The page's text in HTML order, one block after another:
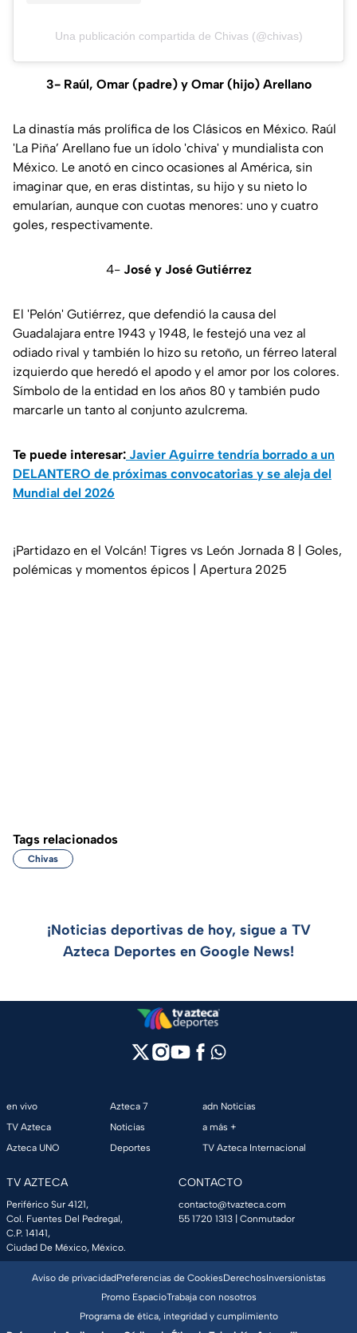
Una publicación compartida de Chivas (@chivas)
3- Raúl, Omar (padre) y Omar (hijo) Arellano
La dinastía más prolífica de los Clásicos en México. Raúl
'La Piña’ Arellano fue un ídolo 'chiva' y mundialista con
México. Le anotó en cinco ocasiones al América, sin
imaginar que, en eras distintas, su hijo y su nieto lo
emularían, aunque con cuotas menores: uno y cuatro
goles, respectivamente.
4- José y José Gutiérrez
El 'Pelón' Gutiérrez, que defendió la causa del
Guadalajara entre 1943 y 1948, le festejó una vez al
odiado rival y también lo hizo su retoño, un férreo lateral
izquierdo que heredó el apodo y el amor por los colores.
Símbolo de la entidad en los años 80 y también pudo
marcarle un tanto al conjunto azulcrema.
Te puede interesar: Javier Aguirre tendría borrado a un
DELANTERO de próximas convocatorias y se aleja del
Mundial del 2026
¡Partidazo en el Volcán! Tigres vs León Jornada 8 | Goles,
polémicas y momentos épicos | Apertura 2025
Tags relacionados
Chivas
¡Noticias deportivas de hoy, sigue a TV
Azteca Deportes en Google News!
en vivo
TV Azteca
Azteca UNO
Azteca 7
Noticias
Deportes
adn Noticias
a más +
TV Azteca Internacional
TV AZTECA
Periférico Sur 4121,
Col. Fuentes Del Pedregal,
C.P. 14141,
Ciudad De México, México.
CONTACTO
contacto@tvazteca.com
55 1720 1313 | Conmutador
Aviso de privacidadPreferencias de CookiesDerechosInversionistas
Promo EspacioTrabaja con nosotros
Programa de ética, integridad y cumplimiento